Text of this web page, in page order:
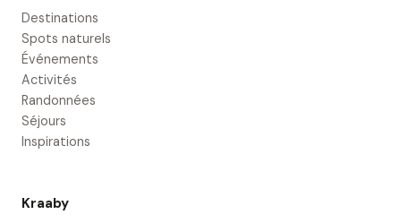
Destinations
Spots naturels
Événements
Activités
Randonnées
Séjours
Inspirations
Kraaby